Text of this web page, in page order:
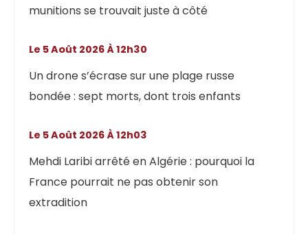
munitions se trouvait juste à côté
Un drone s’écrase sur une plage russe
bondée : sept morts, dont trois enfants
Le 5 Août 2026 À 12h30
Mehdi Laribi arrêté en Algérie : pourquoi la
France pourrait ne pas obtenir son
extradition
Le 5 Août 2026 À 12h03